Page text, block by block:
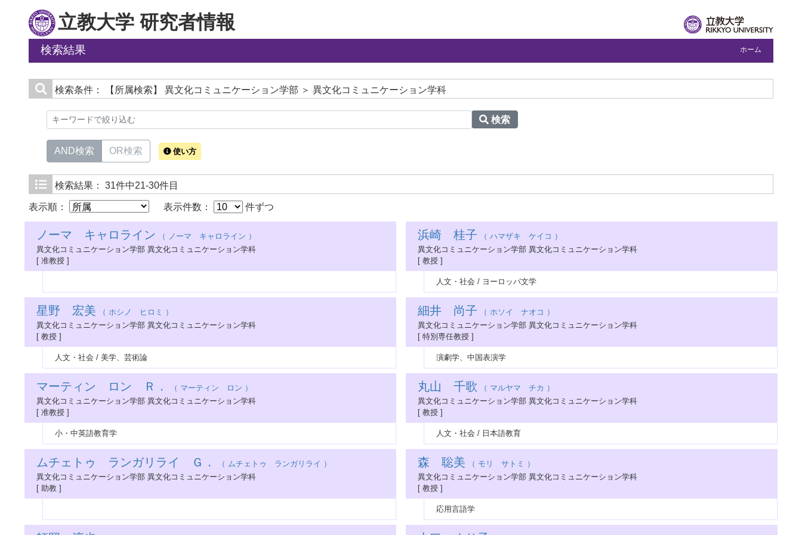
立教大学 研究者情報
検索結果 ホーム
検索条件： 【所属検索】 異文化コミュニケーション学部 ＞ 異文化コミュニケーション学科
検索
AND検索 OR検索 使い方
検索結果： 31件中21-30件目
表示順： 表示件数： 件ずつ
ノーマ キャロライン （ ノーマ キャロライン ）
異文化コミュニケーション学部 異文化コミュニケーション学科
[ 准教授 ]
浜崎 桂子 （ ハマザキ ケイコ ）
異文化コミュニケーション学部 異文化コミュニケーション学科
[ 教授 ]
人文・社会 / ヨーロッパ文学
星野 宏美 （ ホシノ ヒロミ ）
異文化コミュニケーション学部 異文化コミュニケーション学科
[ 教授 ]
人文・社会 / 美学、芸術論
細井 尚子 （ ホソイ ナオコ ）
異文化コミュニケーション学部 異文化コミュニケーション学科
[ 特別専任教授 ]
演劇学、中国表演学
マーティン ロン Ｒ．
（ マーティン ロン ）
異文化コミュニケーション学部 異文化コミュニケーション学科
[ 准教授 ]
小・中英語教育学
丸山 千歌 （ マルヤマ チカ ）
異文化コミュニケーション学部 異文化コミュニケーション学科
[ 教授 ]
人文・社会 / 日本語教育
ムチェトゥ ランガリライ Ｇ．
（ ムチェトゥ ランガリライ ）
異文化コミュニケーション学部 異文化コミュニケーション学科
[ 助教 ]
森 聡美 （ モリ サトミ ）
異文化コミュニケーション学部 異文化コミュニケーション学科
[ 教授 ]
応用言語学